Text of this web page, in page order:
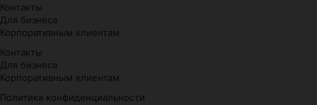
Контакты
Для бизнеса
Корпоративным клиентам
Контакты
Для бизнеса
Корпоративным клиентам
Политика конфиденциальности